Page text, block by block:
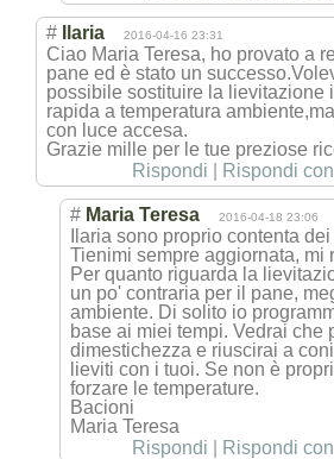
# Ilaria 2016-04-16 23:31
Ciao Maria Teresa, ho provato a
pane ed è stato un
possibile sostituire la lievitazione
rapida a temperatura
con luce accesa.
Grazie mille per le tue preziose
Rispondi
Rispondi
# Maria Teresa 2016-04-18 23:06
Ilaria sono proprio contenta
Tienimi sempre aggiornata, mi
Per quanto riguarda la
un po' contraria per il pane,
ambiente. Di solito io
base ai miei tempi. Vedrai che
dimestichezza e riuscirai a
lieviti con i tuoi. Se non è
forzare le temperature.
Bacioni
Maria Teresa
Rispondi
Rispondi